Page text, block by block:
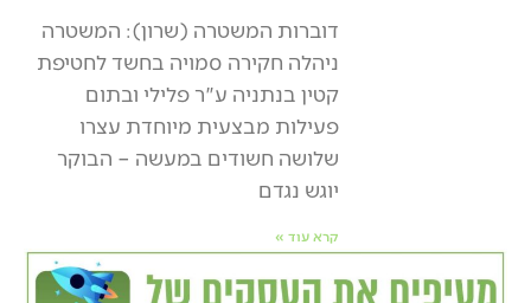
דוברות המשטרה (שרון): המשטרה
ניהלה חקירה סמויה בחשד לחטיפת
קטין בנתניה ע"ר פלילי ובתום
פעילות מבצעית מיוחדת עצרו
שלושה חשודים במעשה – הבוקר
יוגש נגדם
קרא עוד »